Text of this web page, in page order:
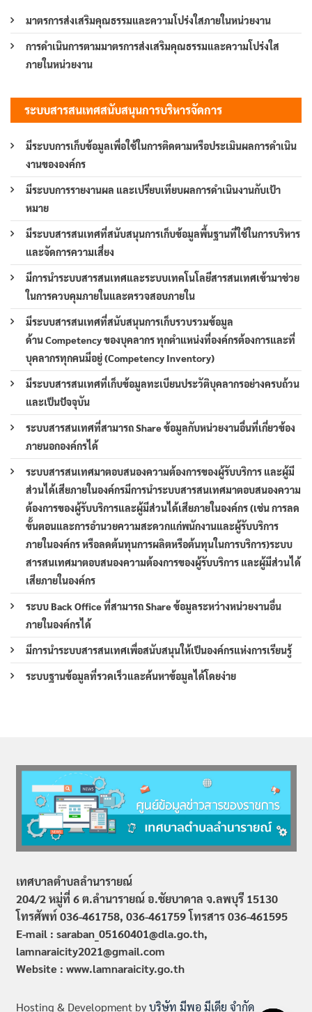
มาตรการส่งเสริมคุณธรรมและความโปร่งใสภายในหน่วยงาน
การดำเนินการตามมาตรการส่งเสริมคุณธรรมและความโปร่งใส
ภายในหน่วยงาน
ระบบสารสนเทศสนับสนุนการบริหารจัดการ
มีระบบการเก็บข้อมูลเพื่อใช้ในการติดตามหรือประเมินผลการดำเนิน
งานขององค์กร
มีระบบการรายงานผล และเปรียบเทียบผลการดำเนินงานกับเป้า
หมาย
มีระบบสารสนเทศที่สนับสนุนการเก็บข้อมูลพื้นฐานที่ใช้ในการบริหาร
และจัดการความเสี่ยง
มีการนำระบบสารสนเทศและระบบเทคโนโลยีสารสนเทศเข้ามาช่วย
ในการควบคุมภายในและตรวจสอบภายใน
มีระบบสารสนเทศที่สนับสนุนการเก็บรวบรวมข้อมูล
ด้าน Competency ของบุคลากร ทุกตำแหน่งที่องค์กรต้องการและที่
บุคลากรทุกคนมีอยู่ (Competency Inventory)
มีระบบสารสนเทศที่เก็บข้อมูลทะเบียนประวัติบุคลากรอย่างครบถ้วน
และเป็นปัจจุบัน
ระบบสารสนเทศที่สามารถ Share ข้อมูลกับหน่วยงานอื่นที่เกี่ยวข้อง
ภายนอกองค์กรได้
ระบบสารสนเทศมาตอบสนองความต้องการของผู้รับบริการ และผู้มี
ส่วนได้เสียภายในองค์กรมีการนำระบบสารสนเทศมาตอบสนองความ
ต้องการของผู้รับบริการและผู้มีส่วนได้เสียภายในองค์กร (เช่น การลด
ขั้นตอนและการอำนวยความสะดวกแก่พนักงานและผู้รับบริการ
ภายในองค์กร หรือลดต้นทุนการผลิตหรือต้นทุนในการบริการ)ระบบ
สารสนเทศมาตอบสนองความต้องการของผู้รับบริการ และผู้มีส่วนได้
เสียภายในองค์กร
ระบบ Back Office ที่สามารถ Share ข้อมูลระหว่างหน่วยงานอื่น
ภายในองค์กรได้
มีการนำระบบสารสนเทศเพื่อสนับสนุนให้เป็นองค์กรแห่งการเรียนรู้
ระบบฐานข้อมูลที่รวดเร็วและค้นหาข้อมูลได้โดยง่าย
เทศบาลตำบลลำนารายณ์
204/2 หมู่ที่ 6 ต.ลำนารายณ์ อ.ชัยบาดาล จ.ลพบุรี 15130
โทรศัพท์ 036-461758, 036-461759 โทรสาร 036-461595
E-mail : saraban_05160401@dla.go.th,
lamnaraicity2021@gmail.com
Website : www.lamnaraicity.go.th
Hosting & Development byบริษัท มีพอ มีเดีย จำกัด